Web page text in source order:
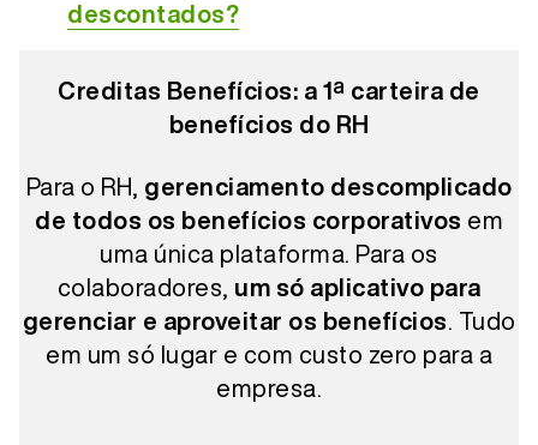
descontados?
Creditas Benefícios: a 1ª carteira de
benefícios do RH
Para o RH, gerenciamento descomplicado
de todos os benefícios corporativos em
uma única plataforma. Para os
colaboradores, um só aplicativo para
gerenciar e aproveitar os benefícios . Tudo
em um só lugar e com custo zero para a
empresa.